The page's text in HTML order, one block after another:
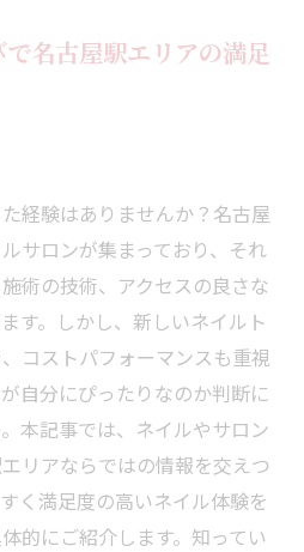
名古屋駅エリアの満足
経験はありませんか？名古屋
サロンが集まっており、それ
術の技術、アクセスの良さな
す。しかし、新しいネイルト
コストパフォーマンスも重視
自分にぴったりなのか判断に
本記事では、ネイルやサロン
リアならではの情報を交えつ
く満足度の高いネイル体験を
的にご紹介します。知ってい